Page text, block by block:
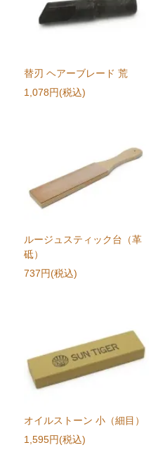
替刃 ヘアーブレード 荒
1,078円(税込)
ルージュスティック台（革
砥）
737円(税込)
オイルストーン 小（細目）
1,595円(税込)